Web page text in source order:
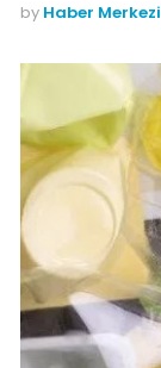
by Haber Merkezi